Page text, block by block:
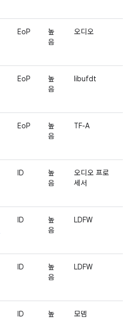
EoP
높
음
오디오
EoP
높
음
libufdt
EoP
높
음
TF-A
ID
높
음
오디오 프로
세서
ID
높
음
LDFW
ID
높
음
LDFW
ID
높
모뎀